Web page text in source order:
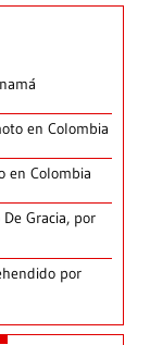
en Colombia
en Colombia
Gracia, por
por